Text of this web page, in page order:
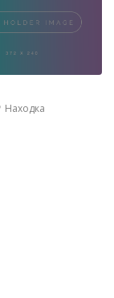
Находка